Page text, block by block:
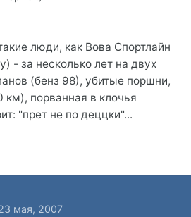
люди, как Вова Спортлайн
- за несколько лет на двух
(бенз 98), убитые поршни,
порванная в клочья
"прет не по деццки"...
мая, 2007